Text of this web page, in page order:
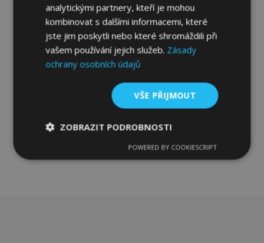
Gumové autokoberce pro NISSAN NV200
2009-up (2 ks)
834,00 Kč
Přidat
oblíbeným
analytickými partnery, kteří je mohou
kombinovat s dalšími informacemi, které
jste jim poskytli nebo které shromáždili při
vašem používání jejich služeb. Zásady
ochrany osobních údajů
VŠE PŘIJMOUT
ZOBRAZIT PODROBNOSTI
nutné
Výkonové
soubory
Soubory
cílení
POWERED BY COOKIESCRIPT